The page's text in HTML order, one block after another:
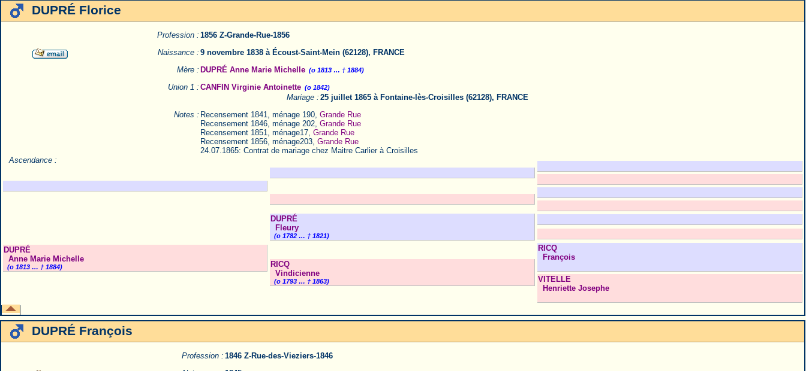
DUPRÉ Florice
Profession : 1856 Z-Grande-Rue-1856
Naissance : 9 novembre 1838 à Écoust-Saint-Mein (62128), FRANCE
Mère : DUPRÉ Anne Marie Michelle (o 1813 … † 1884)
Union 1 : CANFIN Virginie Antoinette (o 1842)
Mariage : 25 juillet 1865 à Fontaine-lès-Croisilles (62128), FRANCE
Notes : Recensement 1841, ménage 190, Grande Rue
Recensement 1846, ménage 202, Grande Rue
Recensement 1851, ménage17, Grande Rue
Recensement 1856, ménage203, Grande Rue
24.07.1865: Contrat de mariage chez Maitre Carlier à Croisilles
DUPRÉ
Anne Marie Michelle
(o 1813 … † 1884)
DUPRÉ
Fleury
(o 1782 … † 1821)
RICQ
Vindicienne
(o 1793 … † 1863)
RICQ
François
VITELLE
Henriette Josephe
Ascendance :
DUPRÉ François
Profession : 1846 Z-Rue-des-Vieziers-1846